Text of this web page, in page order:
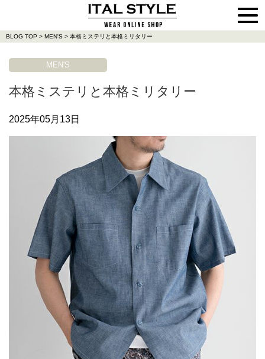
BLOG TOP > MEN'S > 本格ミステリと本格ミリタリー
MEN'S
本格ミステリと本格ミリタリー
2025年05月13日